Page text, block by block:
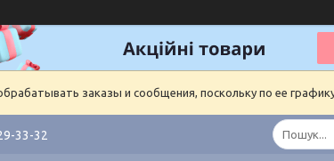
заказы и сообщения, поскольку по ее
33-32